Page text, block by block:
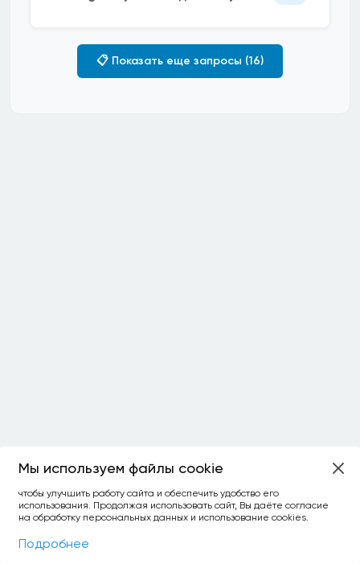
Фильтры
📋 Показать еще запросы (16)
Мы используем файлы cookie
чтобы улучшить работу сайта и обеспечить удобство его
использования. Продолжая использовать сайт, Вы даёте согласие
на обработку персональных данных и использование cookies.
Подробнее